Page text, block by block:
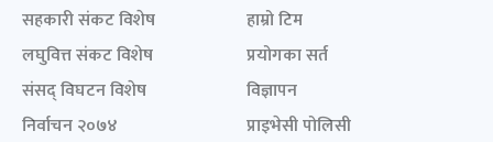
सहकारी संकट विशेष
लघुवित्त संकट विशेष
संसद् विघटन विशेष
निर्वाचन २०७४
हाम्रो टिम
प्रयोगका सर्त
विज्ञापन
प्राइभेसी पोलिसी